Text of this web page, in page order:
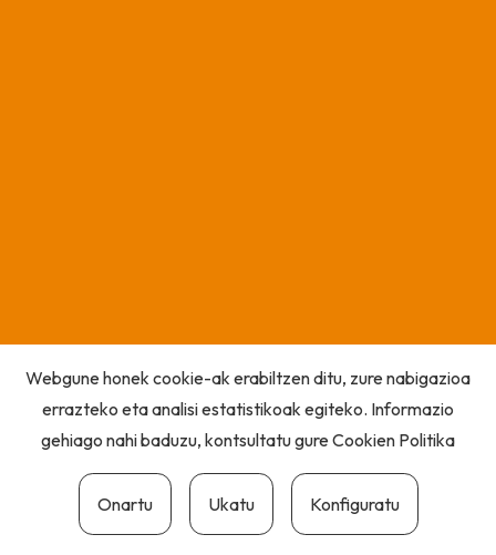
Webgune honek cookie-ak erabiltzen ditu, zure nabigazioa
errazteko eta analisi estatistikoak egiteko. Informazio
gehiago nahi baduzu, kontsultatu gureCookien Politika
Onartu Ukatu Konfiguratu